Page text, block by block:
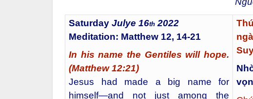
Br.
SaturdayJulye 16
2022
Meditation: Matthew 12, 14-21
In his name the Gentiles will hope.
(Matthew 12:21)